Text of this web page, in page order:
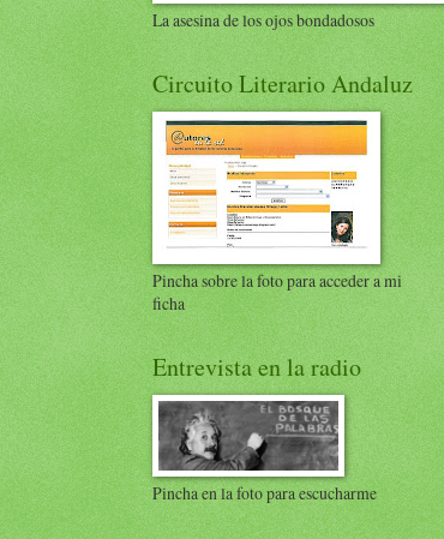
La asesina de los ojos bondadosos
Circuito Literario Andaluz
Pincha sobre la foto para acceder a mi
ficha
Entrevista en la radio
Pincha en la foto para escucharme